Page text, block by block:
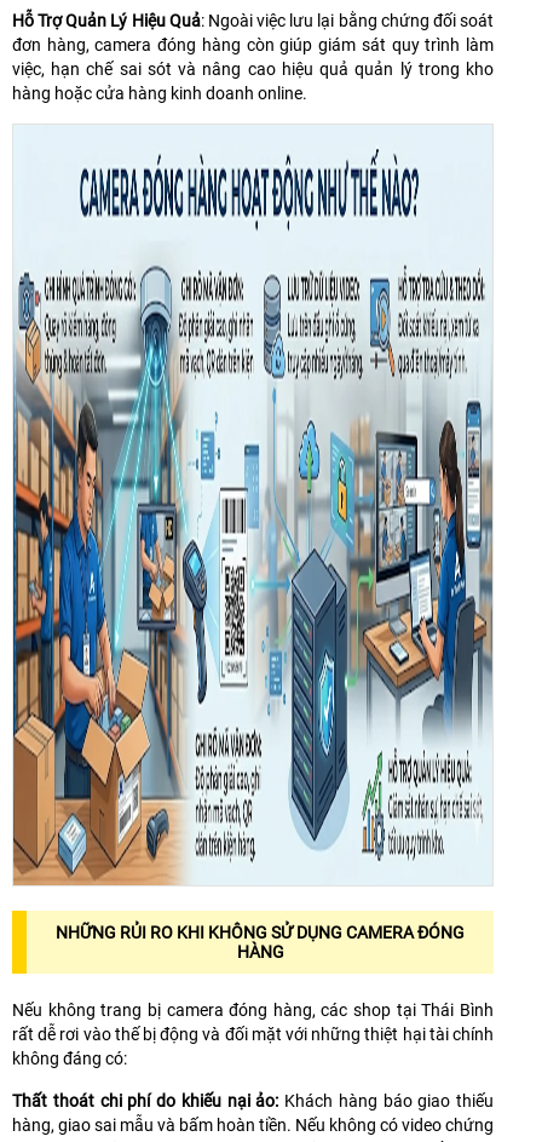
Hỗ Trợ Quản Lý Hiệu Quả: Ngoài việc lưu lại bằng chứng đối soát
đơn hàng, camera đóng hàng còn giúp giám sát quy trình làm
việc, hạn chế sai sót và nâng cao hiệu quả quản lý trong kho
hàng hoặc cửa hàng kinh doanh online.
NHỮNG RỦI RO KHI KHÔNG SỬ DỤNG CAMERA ĐÓNG
HÀNG
Nếu không trang bị camera đóng hàng, các shop tại Thái Bình
rất dễ rơi vào thế bị động và đối mặt với những thiệt hại tài chính
không đáng có:
Thất thoát chi phí do khiếu nại ảo: Khách hàng báo giao thiếu
hàng, giao sai mẫu và bấm hoàn tiền. Nếu không có video chứng